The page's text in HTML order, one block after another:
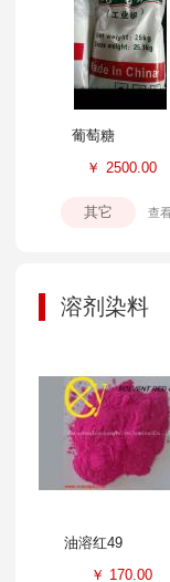
葡萄糖
￥ 2500.00
其它 查
溶剂染料
油溶红49
￥ 170.00